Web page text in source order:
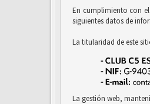
En cumplimiento con
siguientes datos de
La titularidad de este
La gestión web,